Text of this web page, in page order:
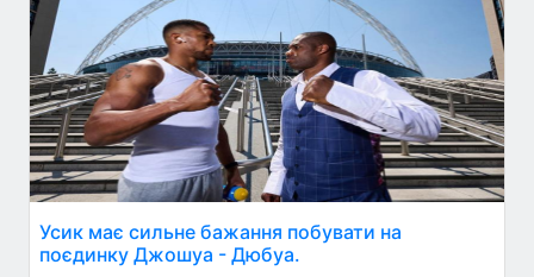
Усик має сильне бажання побувати на
поєдинку Джошуа - Дюбуа.